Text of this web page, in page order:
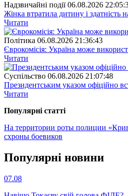
Надзвичайні події 06.08.2026
Жінка втратила дитину і здатність
Читати
Полiтика 06.08.2026 21:36:43
Єврокомісія: Україна може
Читати
Суспiльство 06.08.2026 21:07:48
Президентським указом офіційно
Читати
Популярнi статтi
На территории роты полиции
схроны боевиков
Популярнi новини
07.08